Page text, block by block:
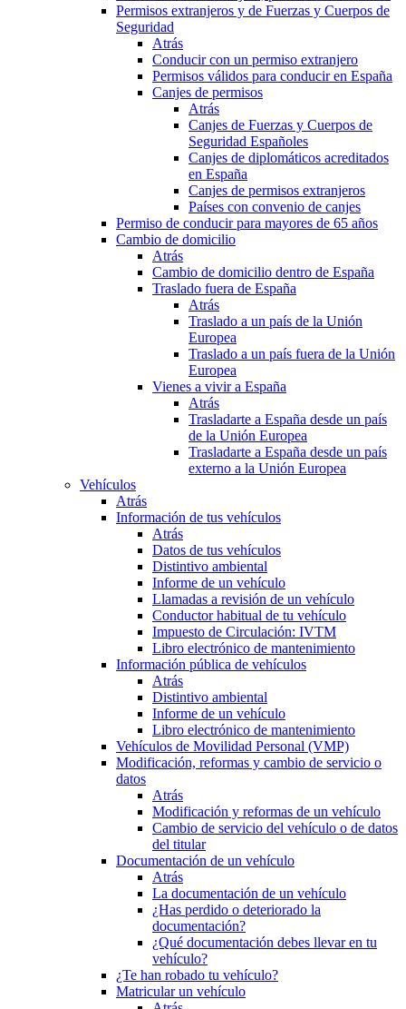
Permisos extranjeros y de Fuerzas y Cuerpos de
Seguridad
Atrás
Conducir con un permiso extranjero
Permisos válidos para conducir en España
Canjes de permisos
Atrás
Canjes de Fuerzas y Cuerpos de
Seguridad Españoles
Canjes de diplomáticos acreditados
en España
Canjes de permisos extranjeros
Países con convenio de canjes
Permiso de conducir para mayores de 65 años
Cambio de domicilio
Atrás
Cambio de domicilio dentro de España
Traslado fuera de España
Atrás
Traslado a un país de la Unión
Europea
Traslado a un país fuera de la Unión
Europea
Vienes a vivir a España
Atrás
Trasladarte a España desde un país
de la Unión Europea
Trasladarte a España desde un país
externo a la Unión Europea
Vehículos
Atrás
Información de tus vehículos
Atrás
Datos de tus vehículos
Distintivo ambiental
Informe de un vehículo
Llamadas a revisión de un vehículo
Conductor habitual de tu vehículo
Impuesto de Circulación: IVTM
Libro electrónico de mantenimiento
Información pública de vehículos
Atrás
Distintivo ambiental
Informe de un vehículo
Libro electrónico de mantenimiento
Vehículos de Movilidad Personal (VMP)
Modificación, reformas y cambio de servicio o
datos
Atrás
Modificación y reformas de un vehículo
Cambio de servicio del vehículo o de datos
del titular
Documentación de un vehículo
Atrás
La documentación de un vehículo
¿Has perdido o deteriorado la
documentación?
¿Qué documentación debes llevar en tu
vehículo?
¿Te han robado tu vehículo?
Matricular un vehículo